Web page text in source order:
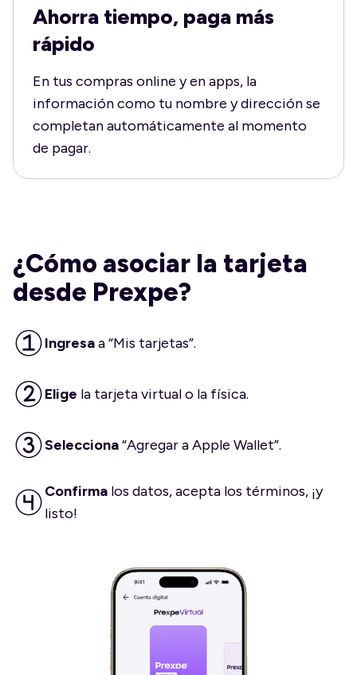
Ahorra tiempo, paga más
rápido
En tus compras online y en apps, la
información como tu nombre y dirección se
completan automáticamente al momento
de pagar.
¿Cómo asociar la tarjeta
desde Prexpe?
Ingresaa “Mis tarjetas”.
Elige la tarjeta virtual o la física.
Selecciona“Agregar a Apple Wallet”.
Confirma los datos, acepta los términos, ¡y
listo!